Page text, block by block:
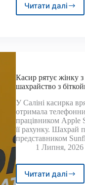
Читати далі
Strategy
стратегії
щодо
Ось
що
повинні
знати
Касир рятує жінку
шахрайство з
У Саліні касирка
отримала
працівником Apple
її рахунку. Шахрай
представником
1 Липня, 2026
Читати далі
Касир